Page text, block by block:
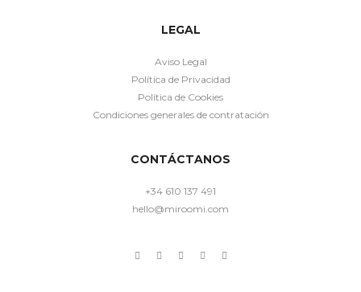
LEGAL
Aviso Legal
Política de Privacidad
Política de Cookies
Condiciones generales de contratación
CONTÁCTANOS
+34 610 137 491
hello@miroomi.com